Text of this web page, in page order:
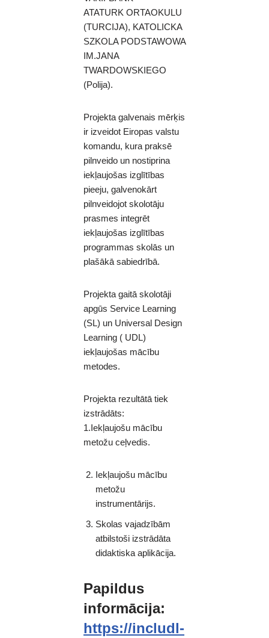
ATATURK ORTAOKULU
(TURCIJA), KATOLICKA
SZKOLA PODSTAWOWA
IM.JANA
TWARDOWSKIEGO
(Polija).
Projekta galvenais mērķis
ir izveidot Eiropas valstu
komandu, kura praksē
pilnveido un nostiprina
iekļaujošas izglītības
pieeju, galvenokārt
pilnveidojot skolotāju
prasmes integrēt
iekļaujošas izglītības
programmas skolās un
plašākā sabiedrībā.
Projekta gaitā skolotāji
apgūs Service Learning
(SL) un Universal Design
Learning ( UDL)
iekļaujošas mācību
metodes.
Projekta rezultātā tiek
izstrādāts:
1.Iekļaujošu mācību
metožu ceļvedis.
Iekļaujošu mācību
metožu
instrumentārijs.
Skolas vajadzībām
atbilstoši izstrādāta
didaktiska aplikācija.
Papildus
informācija:
https://includl-